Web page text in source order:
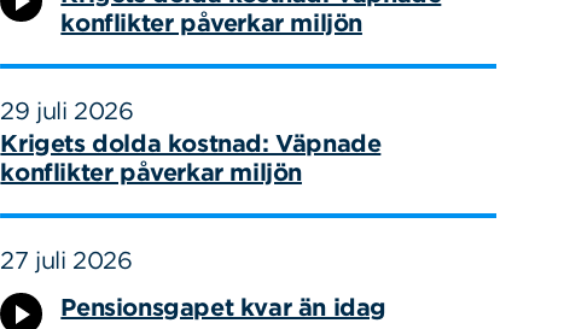
konflikter påverkar miljön
29 juli 2026
Krigets dolda kostnad: Väpnade
konflikter påverkar miljön
27 juli 2026
Pensionsgapet kvar än idag